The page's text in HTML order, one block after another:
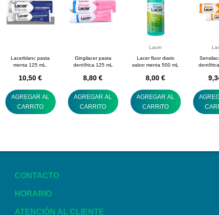
Lacerblanc pasta
menta 125 mL.
10,50 €
AGREGAR AL
CARRITO
Gingilacer pasta
dentífrica 125 mL
8,80 €
AGREGAR AL
CARRITO
Lacer
Lacer fluor diario
sabor menta 500 mL
8,00 €
AGREGAR AL
CARRITO
CONTACTO
HORARIO
ATENCIÓN AL CLIENTE